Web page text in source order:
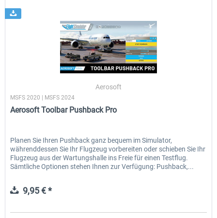
Aerosoft
MSFS 2020 | MSFS 2024
Aerosoft Toolbar Pushback Pro
Planen Sie Ihren Pushback ganz bequem im Simulator,
währenddessen Sie Ihr Flugzeug vorbereiten oder schieben Sie Ihr
Flugzeug aus der Wartungshalle ins Freie für einen Testflug.
Sämtliche Optionen stehen Ihnen zur Verfügung: Pushback,...
9,95 € *